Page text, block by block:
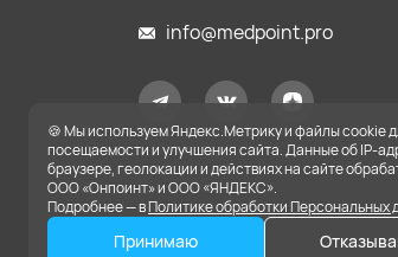
🍪 Мы используем Яндекс.Метрику и файлы cookie
посещаемости и улучшения сайта. Данные об IP-
браузере, геолокации и действиях на сайте
ООО «Онпоинт» и ООО «ЯНДЕКС».
Подробнее — вПолитике обработки Персональных
Принимаю
info@medpoint.pro